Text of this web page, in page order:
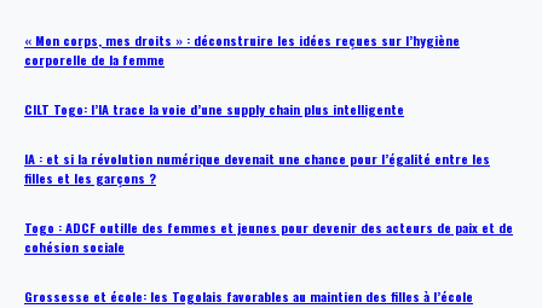
« Mon corps, mes droits » : déconstruire les idées reçues sur l’hygiène
corporelle de la femme
CILT Togo: l’IA trace la voie d’une supply chain plus intelligente
IA : et si la révolution numérique devenait une chance pour l’égalité entre les
filles et les garçons ?
Togo : ADCF outille des femmes et jeunes pour devenir des acteurs de paix et de
cohésion sociale
Grossesse et école: les Togolais favorables au maintien des filles à l’école